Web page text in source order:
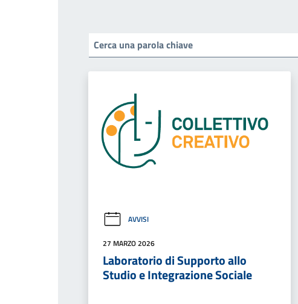
AVVISI
27 MARZO 2026
Laboratorio di Supporto allo
Studio e Integrazione Sociale